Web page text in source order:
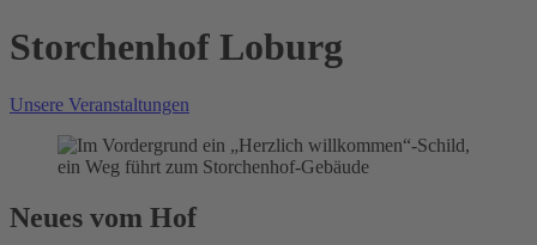
Storchenhof Loburg
Unsere Veranstaltungen
Neues vom Hof